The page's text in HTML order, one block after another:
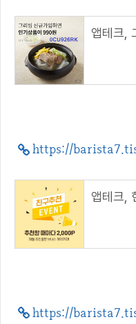
https://
https://